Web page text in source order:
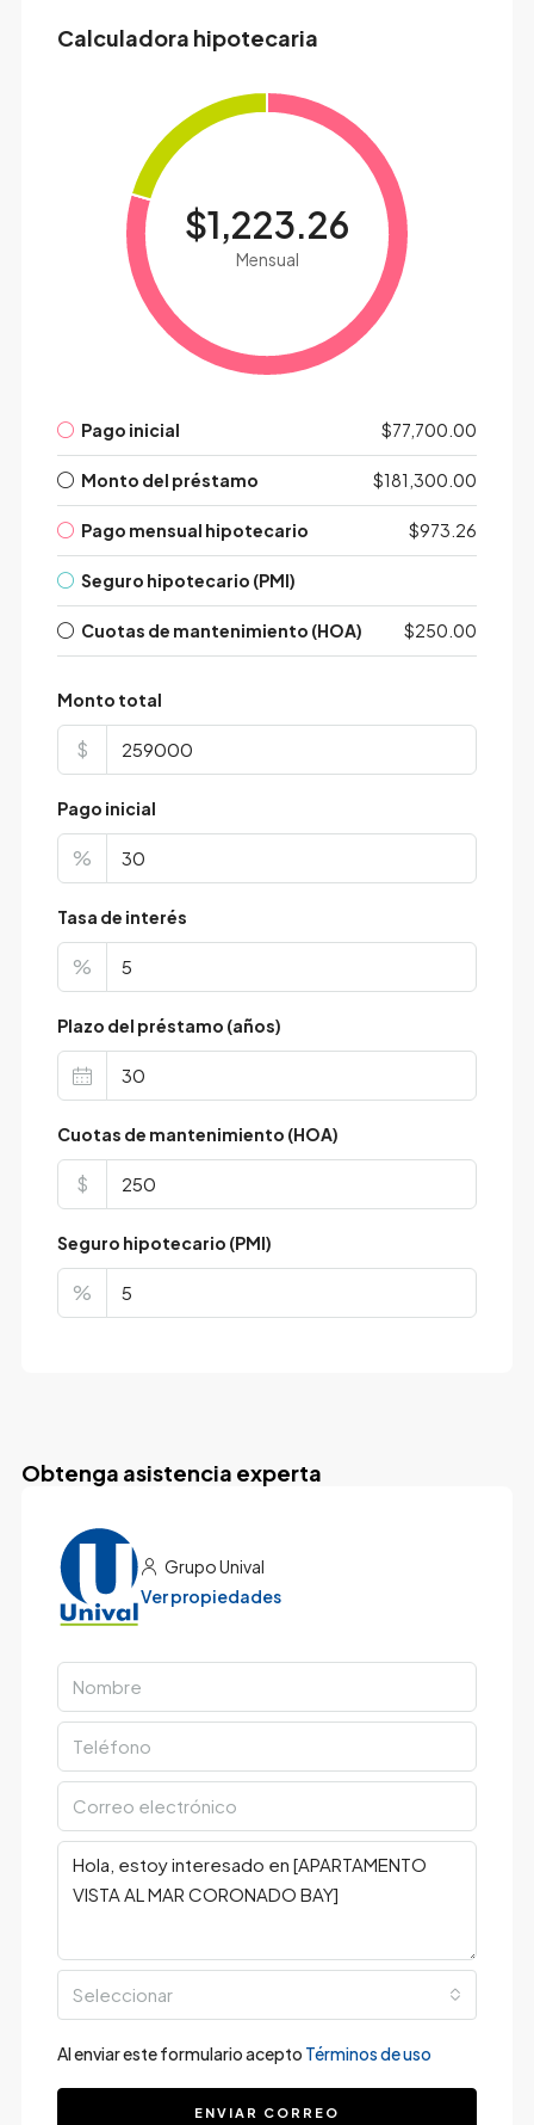
Calculadora hipotecaria
$1,223.26
Mensual
Pago inicial $77,700.00
Monto del préstamo $181,300.00
Pago mensual hipotecario $973.26
Seguro hipotecario (PMI)
Cuotas de mantenimiento (HOA) $250.00
Monto total
$
Pago inicial
%
Tasa de interés
%
Plazo del préstamo (años)
Cuotas de mantenimiento (HOA)
$
Seguro hipotecario (PMI)
%
Obtenga asistencia experta
Grupo Unival
Ver propiedades
Seleccionar
Al enviar este formulario acepto Términos de uso
ENVIAR CORREO